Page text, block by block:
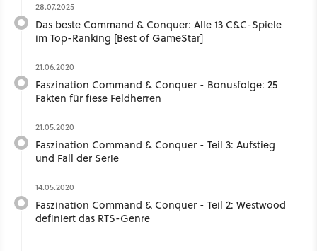
28.07.2025
Das beste Command & Conquer: Alle 13 C&C-Spiele
im Top-Ranking [Best of GameStar]
21.06.2020
Faszination Command & Conquer - Bonusfolge: 25
Fakten für fiese Feldherren
21.05.2020
Faszination Command & Conquer - Teil 3: Aufstieg
und Fall der Serie
14.05.2020
Faszination Command & Conquer - Teil 2: Westwood
definiert das RTS-Genre